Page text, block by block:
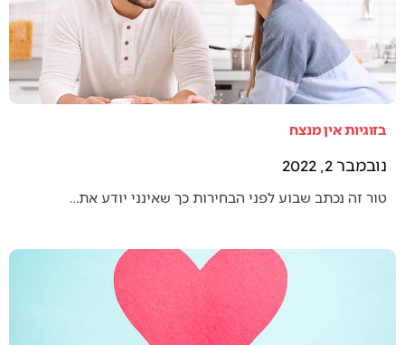
בזוגיות אין מנצח
נובמבר 2, 2022
טור זה נכתב שבוע לפני הבחירות כך שאינני יודע את…